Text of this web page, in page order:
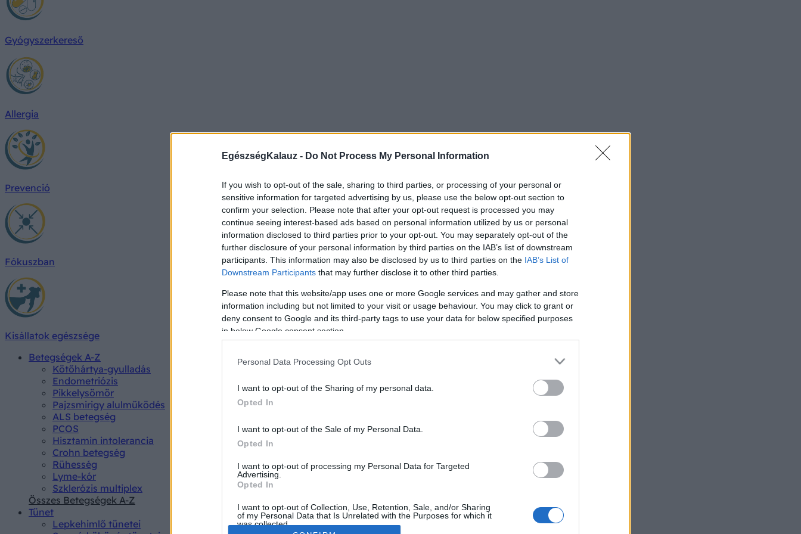
EgészségKalauz - Do Not Process My Personal Information
If you wish to opt-out of the sale, sharing to third parties, or processing of your personal or
sensitive information for targeted advertising by us, please use the below opt-out section to
confirm your selection. Please note that after your opt-out request is processed you may
continue seeing interest-based ads based on personal information utilized by us or personal
information disclosed to third parties prior to your opt-out. You may separately opt-out of the
further disclosure of your personal information by third parties on the IAB’s list of downstream
participants. This information may also be disclosed by us to third parties on the IAB’s List of
Downstream Participants that may further disclose it to other third parties.
Please note that this website/app uses one or more Google services and may gather and store
information including but not limited to your visit or usage behaviour. You may click to grant or
deny consent to Google and its third-party tags to use your data for below specified purposes
in below Google consent section.
Personal Data Processing Opt Outs
I want to opt-out of the Sharing of my personal data.
Opted In
I want to opt-out of the Sale of my Personal Data.
Opted In
I want to opt-out of processing my Personal Data for Targeted
Advertising.
Opted In
I want to opt-out of Collection, Use, Retention, Sale, and/or Sharing
of my Personal Data that Is Unrelated with the Purposes for which it
was collected.
Gyógyszerkereső
Allergia
Prevenció
Fókuszban
Kisállatok egészsége
Betegségek A-Z
Kötőhártya-gyulladás
Endometriózis
Pikkelysömör
Pajzsmirigy alulműködés
ALS betegség
PCOS
Hisztamin intolerancia
Crohn betegség
Rühesség
Lyme-kór
Szklerózis multiplex
Összes Betegségek A-Z
Tünet
Lepkehimlő tünetei